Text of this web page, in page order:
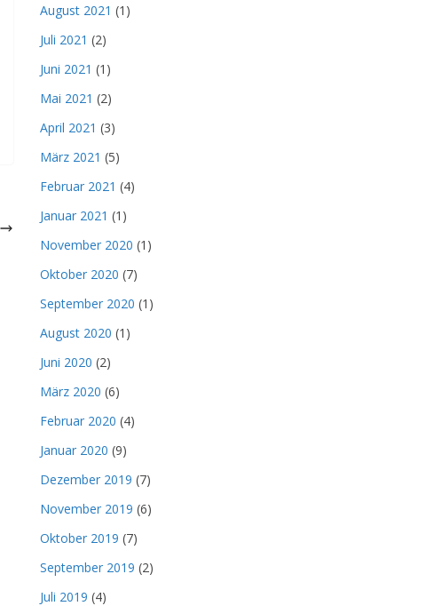
August 2021 (1)
Juli 2021 (2)
Juni 2021 (1)
Mai 2021 (2)
April 2021 (3)
März 2021 (5)
Februar 2021 (4)
Januar 2021 (1)
November 2020 (1)
Oktober 2020 (7)
September 2020 (1)
August 2020 (1)
Juni 2020 (2)
März 2020 (6)
Februar 2020 (4)
Januar 2020 (9)
Dezember 2019 (7)
November 2019 (6)
Oktober 2019 (7)
September 2019 (2)
Juli 2019 (4)